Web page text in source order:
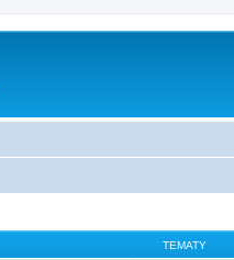
TEMATY